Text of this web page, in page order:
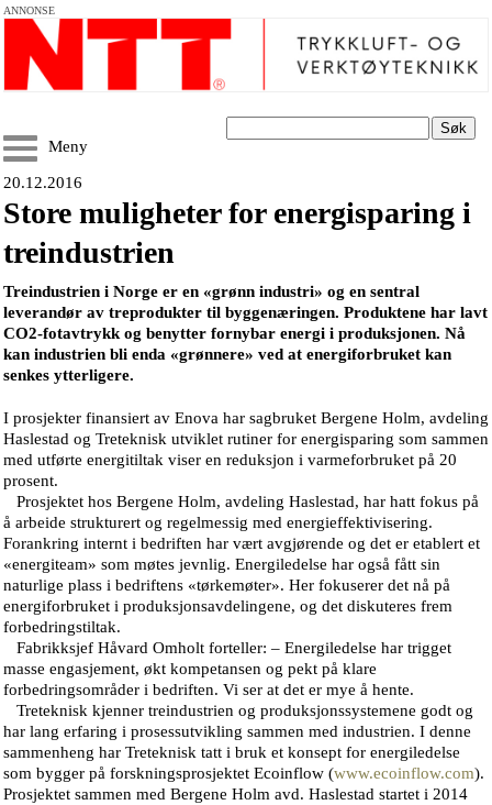
ANNONSE
Søk
Meny
20.12.2016
Store muligheter for energisparing i
treindustrien
Treindustrien i Norge er en «grønn industri» og en sentral
leverandør av treprodukter til byggenæringen. Produktene har lavt
CO2-fotavtrykk og benytter fornybar energi i produksjonen. Nå
kan industrien bli enda «grønnere» ved at energiforbruket kan
senkes ytterligere.
I prosjekter finansiert av Enova har sagbruket Bergene Holm, avdeling
Haslestad og Treteknisk utviklet rutiner for energisparing som sammen
med utførte energitiltak viser en reduksjon i varmeforbruket på 20
prosent.
Prosjektet hos Bergene Holm, avdeling Haslestad, har hatt fokus på
å arbeide strukturert og regelmessig med energieffektivisering.
Forankring internt i bedriften har vært avgjørende og det er etablert et
«energiteam» som møtes jevnlig. Energiledelse har også fått sin
naturlige plass i bedriftens «tørkemøter». Her fokuserer det nå på
energiforbruket i produksjonsavdelingene, og det diskuteres frem
forbedringstiltak.
Fabrikksjef Håvard Omholt forteller: – Energiledelse har trigget
masse engasjement, økt kompetansen og pekt på klare
forbedringsområder i bedriften. Vi ser at det er mye å hente.
Treteknisk kjenner treindustrien og produksjonssystemene godt og
har lang erfaring i prosessutvikling sammen med industrien. I denne
sammenheng har Treteknisk tatt i bruk et konsept for energiledelse
som bygger på forskningsprosjektet Ecoinflow (www.ecoinflow.com).
Prosjektet sammen med Bergene Holm avd. Haslestad startet i 2014